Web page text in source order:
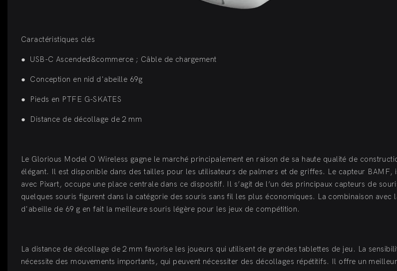
Caractéristiques clés
● USB-C Ascended&commerce ; Câble de chargement
● Conception en nid d'abeille 69g
● Pieds en PTFE G-SKATES
● Distance de décollage de 2 mm
Le Glorious Model O Wireless gagne le marché principalement en raison de sa haute qualité de
élégant. Il est disponible dans des tailles pour les utilisateurs de palmers et de griffes. Le capteur BAMF,
avec Pixart, occupe une place centrale dans ce dispositif. Il s’agit de l’un des principaux capteurs de
quelques souris figurent dans la catégorie des souris sans fil les plus économiques. La combinaison avec
d'abeille de 69 g en fait la meilleure souris légère pour les jeux de compétition.
La distance de décollage de 2 mm favorise les joueurs qui utilisent de grandes tablettes de jeu. La
nécessite des mouvements importants, qui peuvent nécessiter des décollages répétitifs. Il offre un